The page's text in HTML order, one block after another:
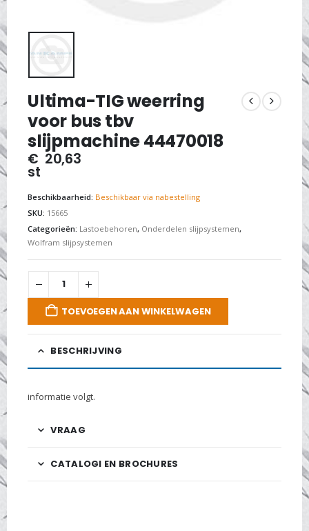
Ultima-TIG weerring
voor bus tbv
slijpmachine 44470018
€ 20,63
st
Beschikbaarheid: Beschikbaar via nabestelling
SKU: 15665
Categorieën: Lastoebehoren, Onderdelen slijpsystemen,
Wolfram slijpsystemen
TOEVOEGEN AAN WINKELWAGEN
BESCHRIJVING
informatie volgt.
VRAAG
CATALOGI EN BROCHURES